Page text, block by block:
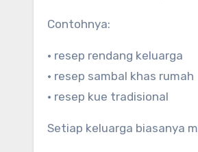
Contohnya:
• resep rendang keluarga
• resep sambal khas rumah
• resep kue tradisional
Setiap keluarga biasanya